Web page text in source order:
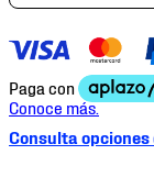
Consulta opciones